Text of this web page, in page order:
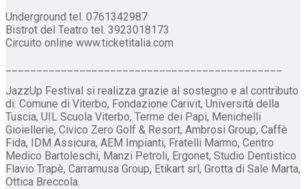
Underground tel. 0761342987
Bistrot del Teatro tel. 3923018173
Circuito online www.ticketitalia.com
JazzUp Festival si realizza grazie al sostegno e al contributo
di: Comune di Viterbo, Fondazione Carivit, Università della
Tuscia, UIL Scuola Viterbo, Terme dei Papi, Menichelli
Gioiellerie, Civico Zero Golf & Resort, Ambrosi Group, Caffè
Fida, IDM Assicura, AEM Impianti, Fratelli Marmo, Centro
Medico Bartoleschi, Manzi Petroli, Ergonet, Studio Dentistico
Flavio Trapè, Carramusa Group, Etikart srl, Grotta di Sale Marta,
Ottica Breccola.